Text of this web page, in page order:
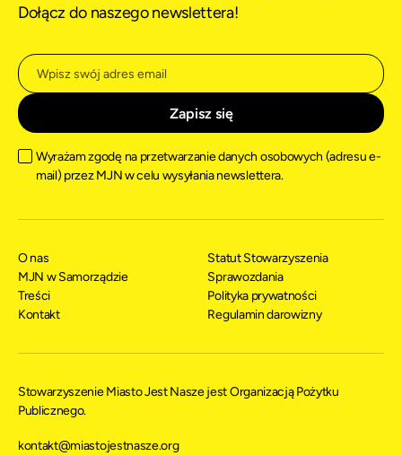
Dołącz do naszego newslettera!
Wyrażam zgodę na przetwarzanie danych osobowych (adresu e-
mail) przez MJN w celu wysyłania newslettera.
Stowarzyszenie Miasto Jest Nasze jest Organizacją Pożytku
Publicznego.
kontakt@miastojestnasze.org
O nas
MJN w Samorządzie
Treści
Kontakt
Statut Stowarzyszenia
Sprawozdania
Polityka prywatności
Regulamin darowizny